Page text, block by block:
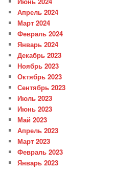
Апрель 2024
Март 2024
Февраль 2024
Январь 2024
Декабрь 2023
Ноябрь 2023
Октябрь 2023
Сентябрь 2023
Июль 2023
Июнь 2023
Май 2023
Апрель 2023
Март 2023
Февраль 2023
Январь 2023